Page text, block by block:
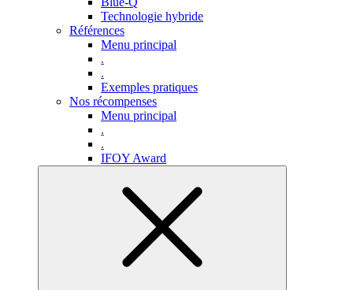
Technologie hybride
Références
Menu principal
.
.
Exemples pratiques
Nos récompenses
Menu principal
.
.
IFOY Award